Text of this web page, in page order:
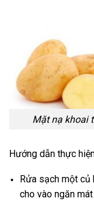
Mặt nạ khoai
Hướng dẫn thực
Rửa sạch một củ
cho vào ngăn